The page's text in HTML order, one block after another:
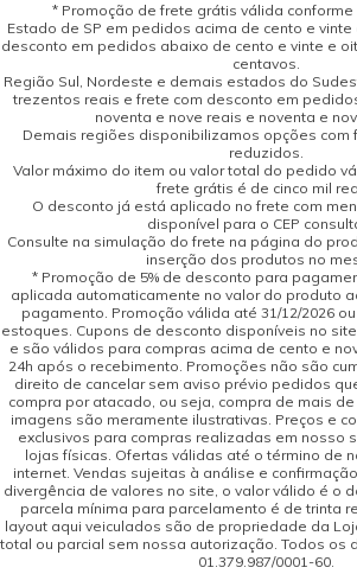
* Promoção de frete grátis válida
Estado de SP em pedidos acima de cento e
desconto em pedidos abaixo de cento e vinte e
centavos.
Região Sul, Nordeste e demais estados do
trezentos reais e frete com desconto em
noventa e nove reais e noventa e
Demais regiões disponibilizamos opções com
reduzidos.
Valor máximo do item ou valor total do pedido
frete grátis é de cinco mil
O desconto já está aplicado no frete com
disponível para o CEP
Consulte na simulação do frete na página do
inserção dos produtos no
* Promoção de 5% de desconto para
aplicada automaticamente no valor do produto
pagamento. Promoção válida até 31/12/2026
estoques. Cupons de desconto disponíveis no
e são válidos para compras acima de cento e
24h após o recebimento. Promoções não são
direito de cancelar sem aviso prévio pedidos
compra por atacado, ou seja, compra de mais
imagens são meramente ilustrativas. Preços e
exclusivos para compras realizadas em nosso
lojas físicas. Ofertas válidas até o término de
internet. Vendas sujeitas à análise e
divergência de valores no site, o valor válido é o
parcela mínima para parcelamento é de trinta
layout aqui veiculados são de propriedade da
total ou parcial sem nossa autorização. Todos os
01.379.987/0001-60.